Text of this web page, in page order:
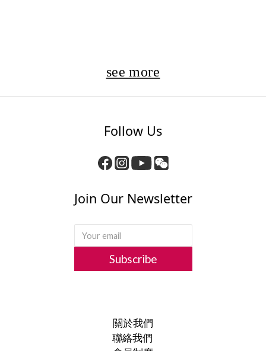
see more
Follow Us
Join Our Newsletter
Subscribe
關於我們
聯絡我們